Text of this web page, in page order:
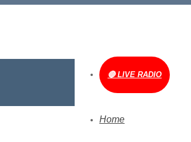
🔴 LIVE RADIO
Home